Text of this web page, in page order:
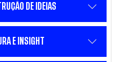
DE IDEIAS
E INSIGHT